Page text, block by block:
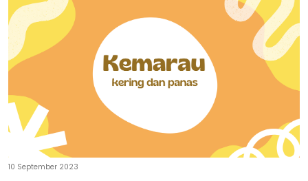
10 September 2023